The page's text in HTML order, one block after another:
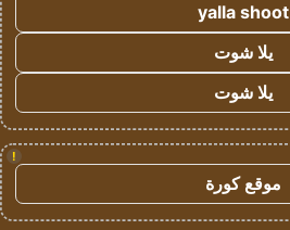
yalla shoot
يلا شوت
يلا شوت
!
موقع كورة